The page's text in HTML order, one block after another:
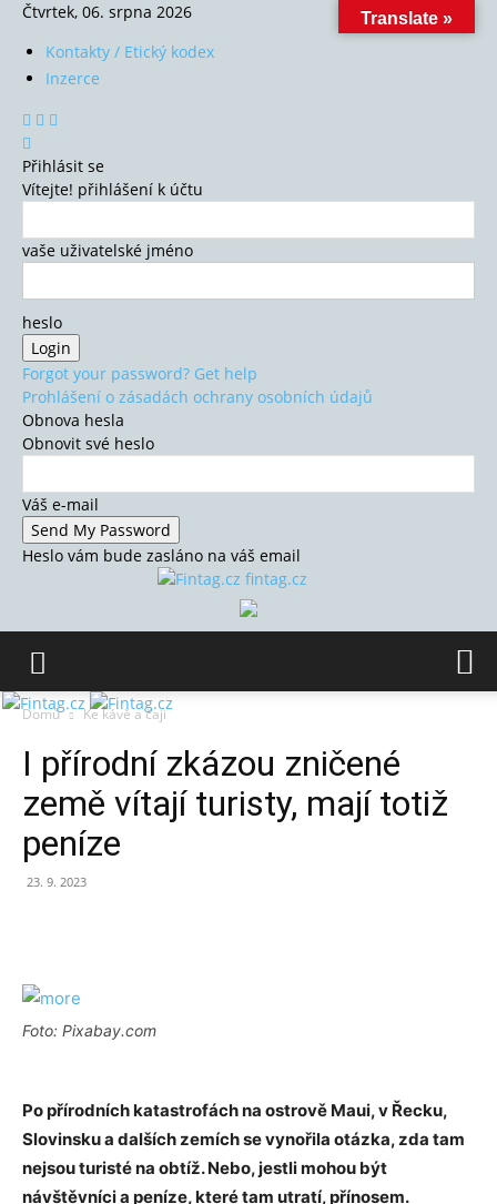
Čtvrtek, 06. srpna 2026
Kontakty / Etický kodex
Inzerce
Přihlásit se
Vítejte! přihlášení k účtu
vaše uživatelské jméno
heslo
Forgot your password? Get help
Prohlášení o zásadách ochrany osobních údajů
Obnova hesla
Obnovit své heslo
Váš e-mail
Heslo vám bude zasláno na váš email
fintag.cz
Domů Ke kávě a čaji
I přírodní zkázou zničené
země vítají turisty, mají totiž
peníze
23. 9. 2023
Foto: Pixabay.com
Po přírodních katastrofách na ostrově Maui, v Řecku,
Slovinsku a dalších zemích se vynořila otázka, zda tam
nejsou turisté na obtíž. Nebo, jestli mohou být
návštěvníci a peníze, které tam utratí, přínosem.
Translate »